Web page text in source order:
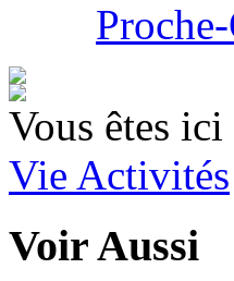
Vous êtes ici
Vie Activités
Voir Aussi